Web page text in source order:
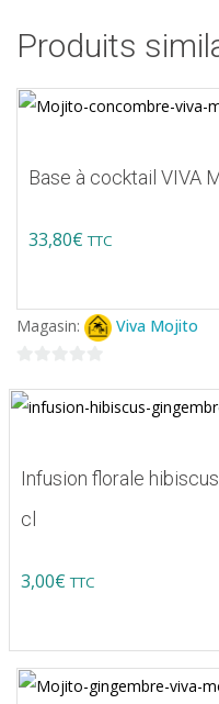
Produits
Base à cocktail VIVA
33,80€ TTC
produit
a
variations.
être
sur
page
du
Magasin: Viva Mojito
sur
Infusion florale
cl
3,00€ TTC